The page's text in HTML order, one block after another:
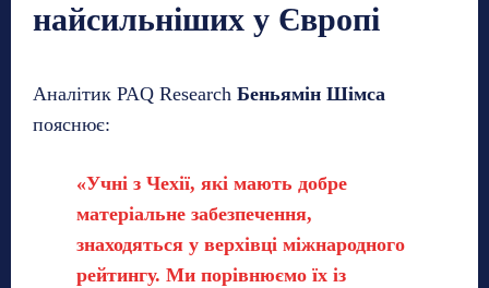
найсильніших у Європі
Аналітик PAQ Research Беньямін Шімса
пояснює:
«Учні з Чехії, які мають добре
матеріальне забезпечення,
знаходяться у верхівці міжнародного
рейтингу. Ми порівнюємо їх із